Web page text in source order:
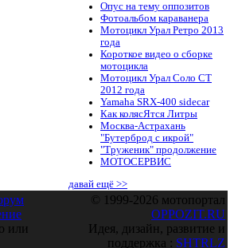
Опус на тему оппозитов
Фотоальбом караванера
Мотоцикл Урал Ретро 2013
года
Короткое видео о сборке
мотоцикла
Мотоцикл Урал Соло СТ
2012 года
Yamaha SRX-400 sidecar
Как колясЯтся Литры
Москва-Астрахань
"Бутерброд с икрой"
"Труженик" продолжение
МОТОСЕРВИС
давай ещё >>
или
© 1999-2026 мотопортал
OPPOZIT.RU
Идея, дизайн, развитие и
поддержка : SHTRLZ